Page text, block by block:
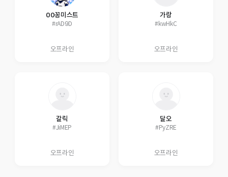
00꽁미스트
#rAD9D
오프라인
가랑
#kwHkC
오프라인
갈릭
#JiMEP
오프라인
달오
#PyZRE
오프라인